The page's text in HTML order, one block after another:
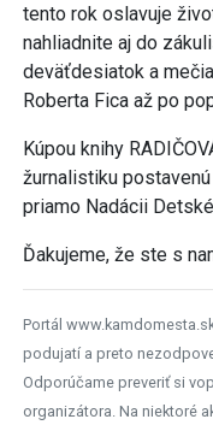
tento rok oslavuje
nahliadnite aj do
deväťdesiatok a
Roberta Fica až po
Kúpou knihy
žurnalistiku
priamo Nadácii
Ďakujeme, že ste s
Portál
podujatí a preto
Odporúčame preveriť si
organizátora. Na niektoré